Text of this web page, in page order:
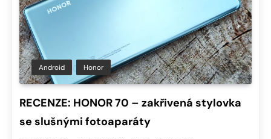
Android Honor
RECENZE: HONOR 70 – zakřivená stylovka
se slušnými fotoaparáty